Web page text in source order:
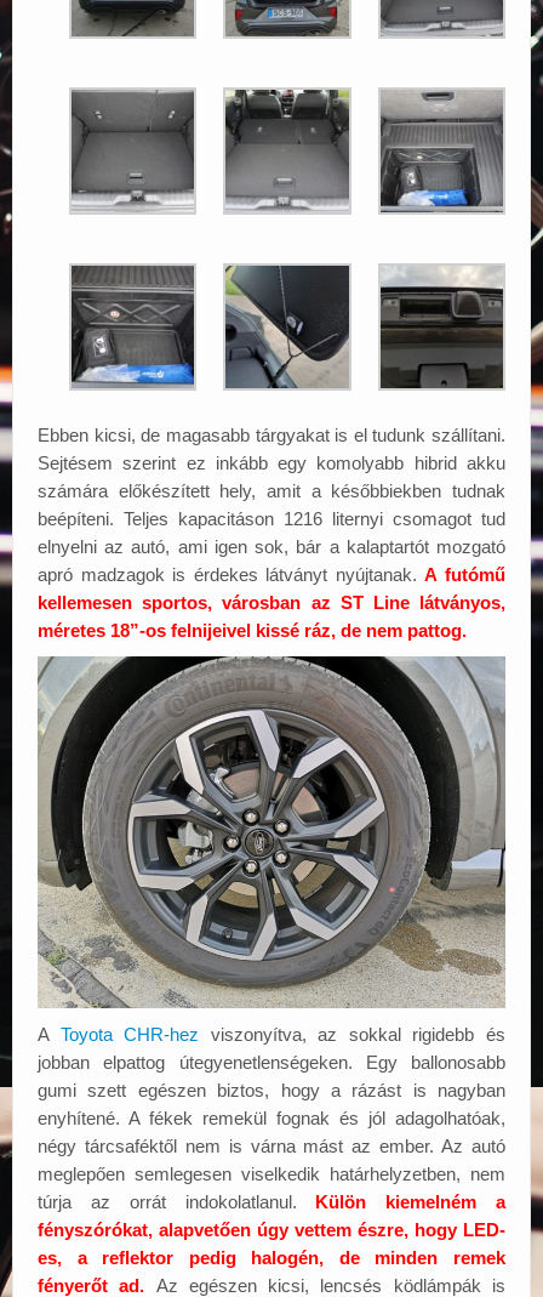
Ebben kicsi, de magasabb tárgyakat is el tudunk szállítani.
Sejtésem szerint ez inkább egy komolyabb hibrid akku
számára előkészített hely, amit a későbbiekben tudnak
beépíteni. Teljes kapacitáson 1216 liternyi csomagot tud
elnyelni az autó, ami igen sok, bár a kalaptartót mozgató
apró madzagok is érdekes látványt nyújtanak.A futómű
kellemesen sportos, városban az ST Line látványos,
méretes 18”-os felnijeivel kissé ráz, de nem pattog.
A Toyota CHR-hez viszonyítva, az sokkal rigidebb és
jobban elpattog útegyenetlenségeken. Egy ballonosabb
gumi szett egészen biztos, hogy a rázást is nagyban
enyhítené. A fékek remekül fognak és jól adagolhatóak,
négy tárcsaféktől nem is várna mást az ember. Az autó
meglepően semlegesen viselkedik határhelyzetben, nem
túrja az orrát indokolatlanul. Külön kiemelném a
fényszórókat, alapvetően úgy vettem észre, hogy LED-
es, a reflektor pedig halogén, de minden remek
fényerőt ad. Az egészen kicsi, lencsés ködlámpák is